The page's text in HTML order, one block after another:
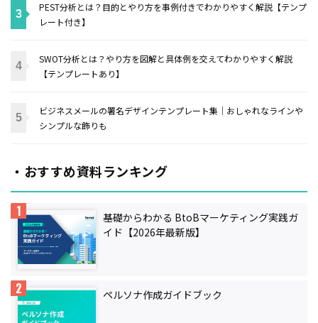
PEST分析とは？目的とやり方を事例付きでわかりやすく解説【テンプ
レート付き】
SWOT分析とは？やり方を図解と具体例を交えてわかりやすく解説
【テンプレートあり】
ビジネスメールの署名デザインテンプレート集｜おしゃれなラインや
シンプルな飾りも
・おすすめ資料ランキング
基礎からわかる BtoBマーケティング実践ガ
イド【2026年最新版】
ペルソナ作成ガイドブック